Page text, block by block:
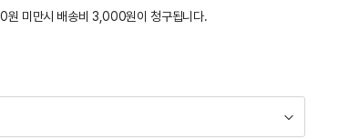
원 미만시 배송비 3,000원이 청구됩니다.